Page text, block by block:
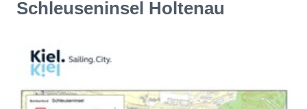
Schleuseninsel Holtenau